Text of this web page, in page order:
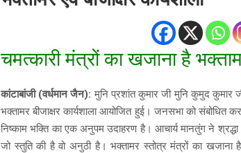
चमत्कारी मंत्रों का खजाना है
कांटाबांजी (वर्धमान जैन): मुनि प्रशांत कुमार जी मुनि कुमुद कुमार
भक्तामर बीजाक्षर कार्यशाला आयोजित हुई। जनसभा को
निष्काम भक्ति का एक अनुपम उदाहरण है। आचार्य मानतुंग ने
जो स्तुति की है वो अनुठी है। भक्तामर स्तोत्र मंत्रों का